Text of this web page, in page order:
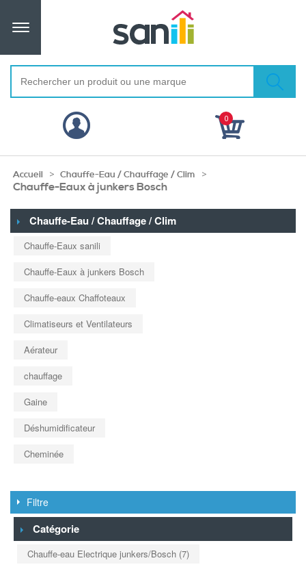
0
Accueil > Chauffe-Eau / Chauffage / Clim >
Chauffe-Eaux à junkers Bosch
Chauffe-Eau / Chauffage / Clim
Chauffe-Eaux sanili
Chauffe-Eaux à junkers Bosch
Chauffe-eaux Chaffoteaux
Climatiseurs et Ventilateurs
Aérateur
chauffage
Gaine
Déshumidificateur
Cheminée
Filtre
Catégorie
Chauffe-eau Electrique junkers/Bosch (7)